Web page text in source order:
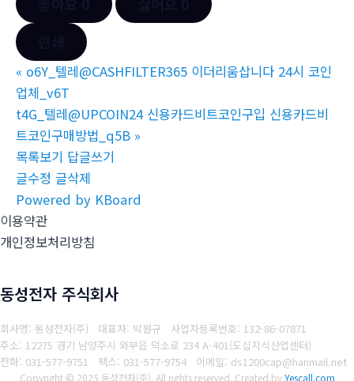
« o6Y_텔레@CASHFILTER365 이더리움삽니다 24시 코인
업체_v6T
t4G_텔레@UPCOIN24 신용카드비트코인구입 신용카드비
트코인구매방법_q5B »
목록보기 답글쓰기
글수정 글삭제
Powered by KBoard
이용약관
개인정보처리방침
동성전자 주식회사
회사명: 동성전자(주) 대표자: 박원규 사업자등록번호: 132-86-07871
주소: 12275 경기 남양주시 와부읍 덕소로 234 A-401(도심지식산업센터)
전화: 031-577-9751
팩스: 031-577-9754 이메일: ds1200cap@hanmail.net
Copyright © 2025 동성전자(주). All rights reserved. Created byYescall.com